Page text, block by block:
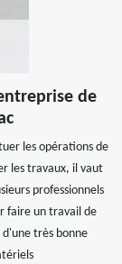
de
les opérations de
les travaux, il vaut
professionnels
faire un travail de
d'une très bonne